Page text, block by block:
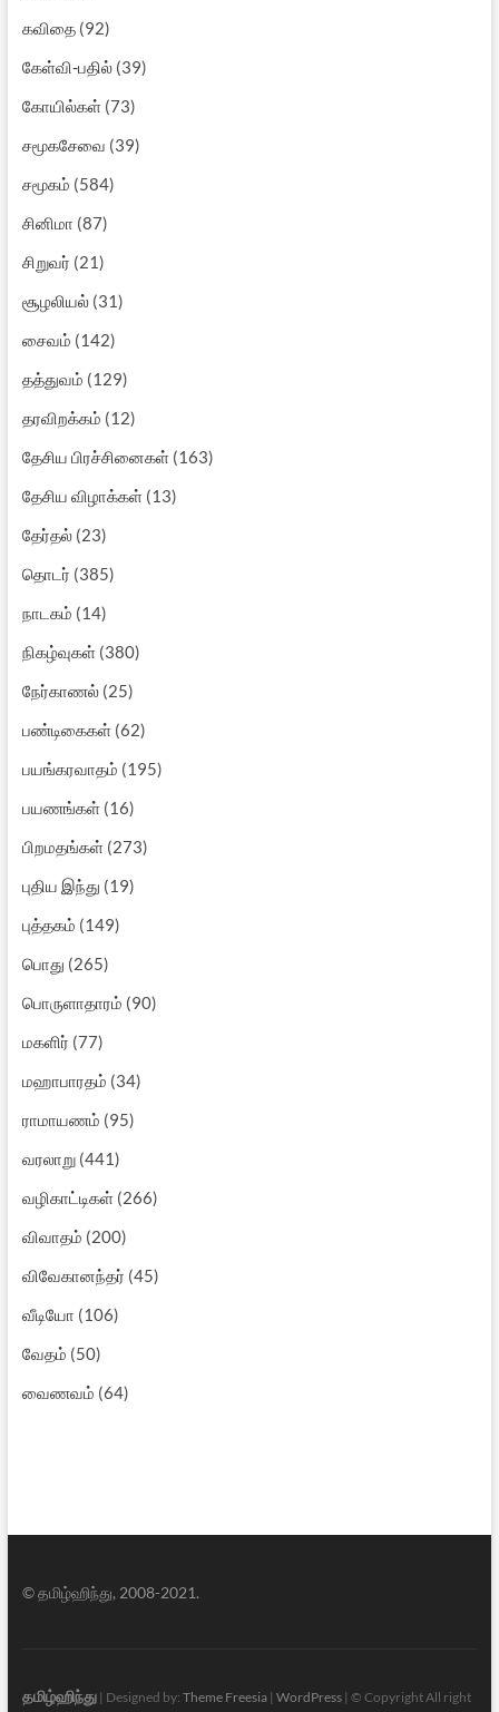
கவிதை(92)
கேள்வி-பதில்(39)
கோயில்கள்(73)
சமூகசேவை (39)
சமூகம் (584)
சினிமா (87)
சிறுவர் (21)
சூழலியல்(31)
சைவம் (142)
தத்துவம் (129)
தரவிறக்கம் (12)
தேசிய பிரச்சினைகள்(163)
தேசிய விழாக்கள்(13)
தேர்தல்(23)
தொடர் (385)
நாடகம் (14)
நிகழ்வுகள்(380)
நேர்காணல்(25)
பண்டிகைகள்(62)
பயங்கரவாதம் (195)
பயணங்கள்(16)
பிறமதங்கள்(273)
புதிய இந்து (19)
புத்தகம் (149)
பொது (265)
பொருளாதாரம் (90)
மகளிர் (77)
மஹாபாரதம் (34)
ராமாயணம் (95)
வரலாறு(441)
வழிகாட்டிகள்(266)
விவாதம் (200)
விவேகானந்தர் (45)
வீடியோ (106)
வேதம் (50)
வைணவம் (64)
© தமிழ்ஹிந்து, 2008-2021.
தமிழ்ஹிந்து| Designed by: Theme Freesia| WordPress| © Copyright All right